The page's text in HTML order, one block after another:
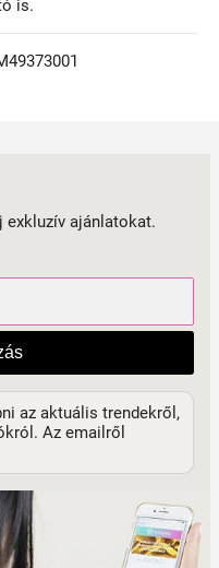
is.
exkluzív ajánlatokat.
az aktuális trendekről,
Az emailről